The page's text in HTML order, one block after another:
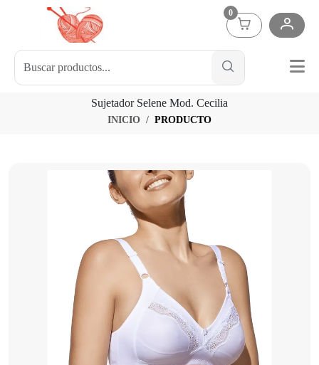
0
Sujetador Selene Mod. Cecilia
INICIO PRODUCTO